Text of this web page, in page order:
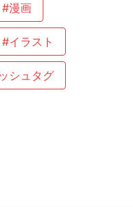
#漫画
#イラスト
シュタグ